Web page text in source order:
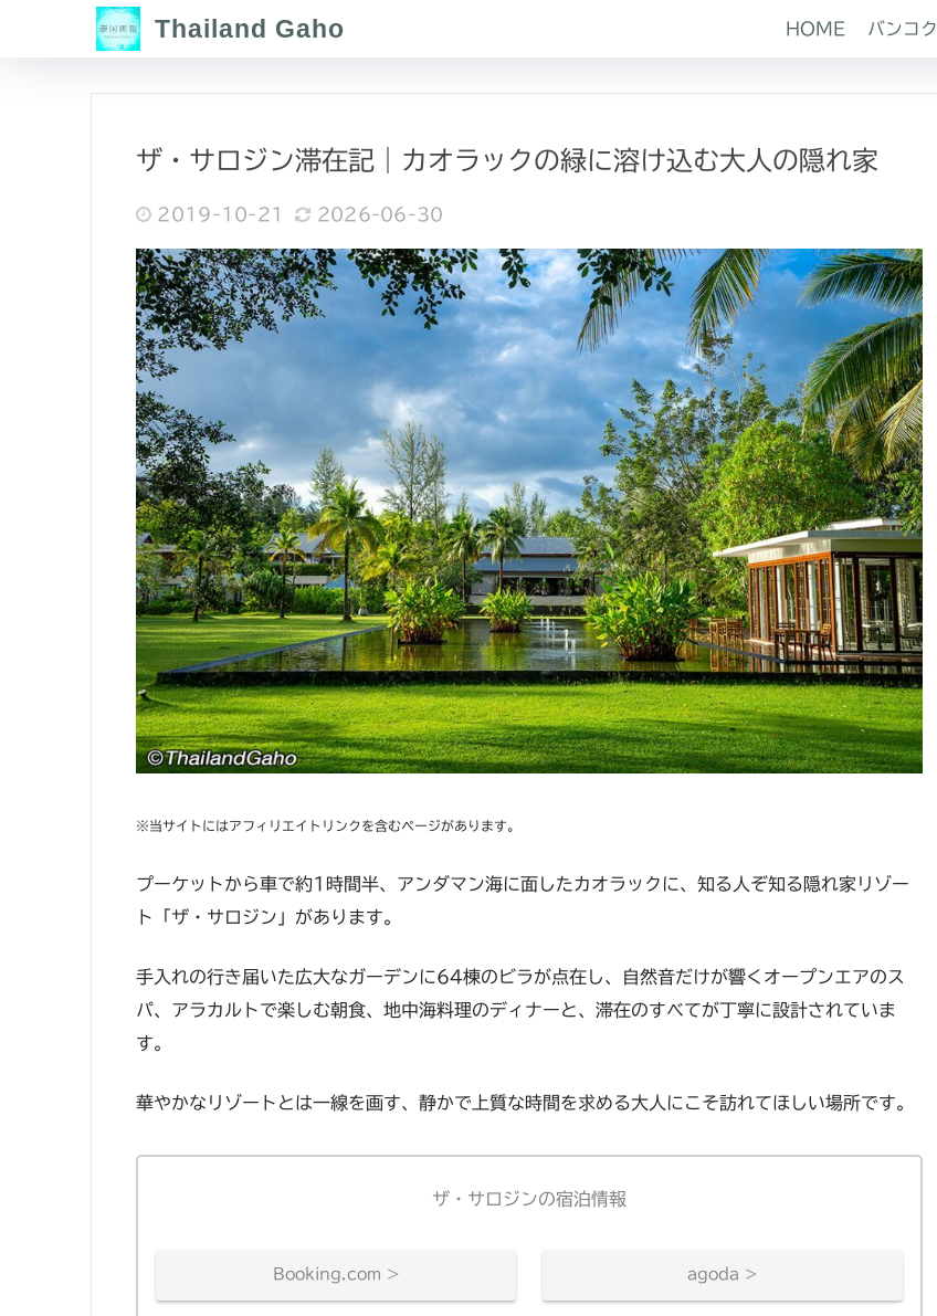
Thailand Gaho HOME バンコク
ザ・サロジン滞在記｜カオラックの緑に溶け込む大人の隠れ家
2019-10-21 2026-06-30
※当サイトにはアフィリエイトリンクを含むページがあります。
プーケットから車で約1時間半、アンダマン海に面したカオラックに、知る人ぞ知る隠れ家リゾー
ト「ザ・サロジン」があります。
手入れの行き届いた広大なガーデンに64棟のビラが点在し、自然音だけが響くオープンエアのス
パ、アラカルトで楽しむ朝食、地中海料理のディナーと、滞在のすべてが丁寧に設計されていま
す。
華やかなリゾートとは一線を画す、静かで上質な時間を求める大人にこそ訪れてほしい場所です。
ザ・サロジンの宿泊情報
Booking.com > agoda >